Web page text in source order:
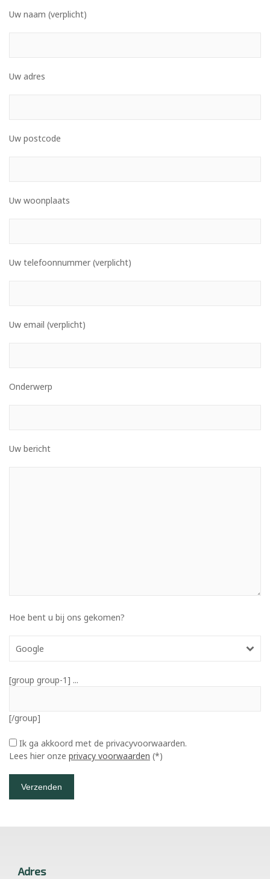
Uw naam (verplicht)
Uw adres
Uw postcode
Uw woonplaats
Uw telefoonnummer (verplicht)
Uw email (verplicht)
Onderwerp
Uw bericht
Hoe bent u bij ons gekomen?
Google
[group group-1] ...
[/group]
Ik ga akkoord met de privacyvoorwaarden.
Lees hier onze privacy voorwaarden (*)
Adres